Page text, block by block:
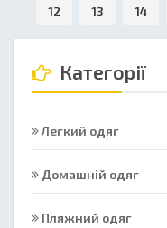
12
13 14
Категорії
Легкий одяг
Домашній одяг
Пляжний одяг